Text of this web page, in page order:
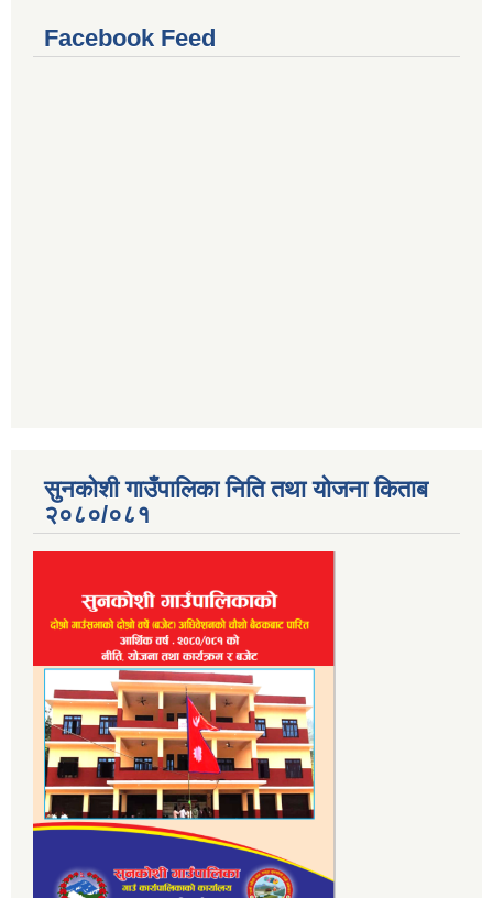
Facebook Feed
सुनकोशी गाउँपालिका निति तथा योजना किताब
२०८०/०८१